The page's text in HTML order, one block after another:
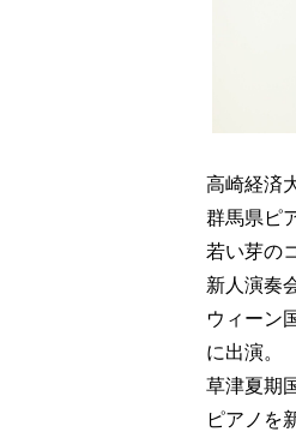
高崎経済
群馬県ピ
若い芽の
新人演奏
ウィーン
に出演。
草津夏期
ピアノを